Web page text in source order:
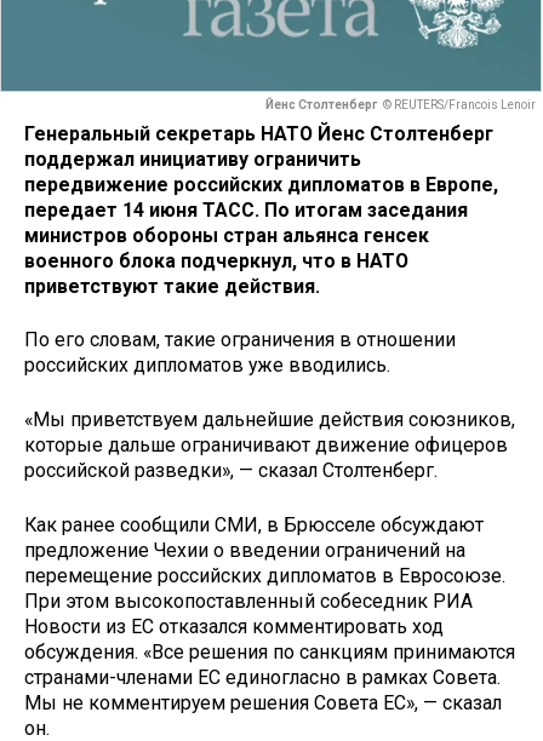
Йенс Столтенберг © REUTERS/Francois Lenoir
Генеральный секретарь НАТО Йенс Столтенберг
поддержал инициативу ограничить
передвижение российских дипломатов в Европе,
передает 14 июня ТАСС. По итогам заседания
министров обороны стран альянса генсек
военного блока подчеркнул, что в НАТО
приветствуют такие действия.
По его словам, такие ограничения в отношении
российских дипломатов уже вводились.
«Мы приветствуем дальнейшие действия союзников,
которые дальше ограничивают движение офицеров
российской разведки», — сказал Столтенберг.
Как ранее сообщили СМИ, в Брюсселе обсуждают
предложение Чехии о введении ограничений на
перемещение российских дипломатов в Евросоюзе.
При этом высокопоставленный собеседник РИА
Новости из ЕС отказался комментировать ход
обсуждения. «Все решения по санкциям принимаются
странами-членами ЕС единогласно в рамках Совета.
Мы не комментируем решения Совета ЕС», — сказал
он.